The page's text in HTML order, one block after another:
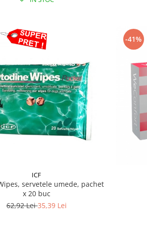
ICF
servetele umede, pachet
x 20 buc
62,92 Lei35,39 Lei
-41%